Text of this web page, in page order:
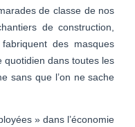
de classe de nos
de construction,
fabriquent des masques
quotidien dans toutes les
sans que l’on ne sache
» dans l’économie